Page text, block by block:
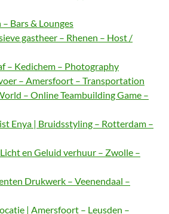
Bars & Lounges
gastheer – Rhenen – Host /
– Kedichem – Photography
– Amersfoort – Transportation
– Online Teambuilding Game –
Enya | Bruidsstyling – Rotterdam –
en Geluid verhuur – Zwolle –
Drukwerk – Veenendaal –
| Amersfoort – Leusden –